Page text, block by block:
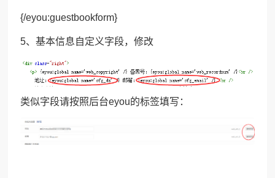
{/eyou:guestbookform}
5、基本信息自定义字段，修改
类似字段请按照后台eyou的标签填写：